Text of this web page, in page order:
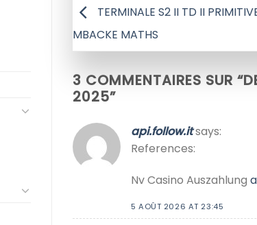
TERMINALE S2 II TD II
MBACKE MATHS
3 COMMENTAIRES SUR “
2025”
api.follow.itsays:
References:
Nv Casino Auszahlung
5 AOÛT 2026 AT 23:45